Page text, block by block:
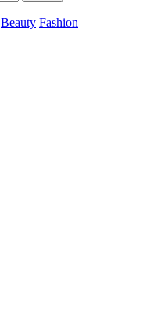
Beauty Fashion